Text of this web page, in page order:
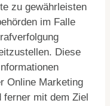
zu gewährleisten
im Falle
Diese
Online Marketing
mit dem Ziel